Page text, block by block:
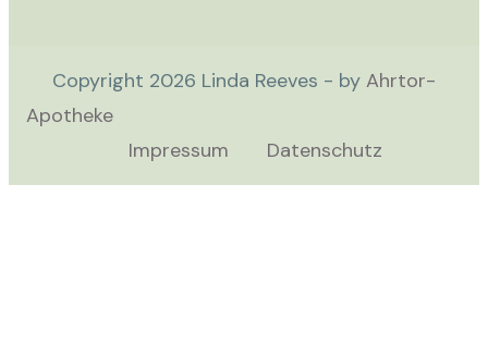
Copyright 2026 Linda Reeves - by Ahrtor-
Apotheke
Impressum
Datenschutz